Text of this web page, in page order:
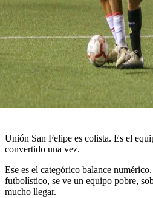
Unión San Felipe es colista. Es el
convertido una vez.
Ese es el categórico balance
futbolístico, se ve un equipo pobre,
mucho llegar.